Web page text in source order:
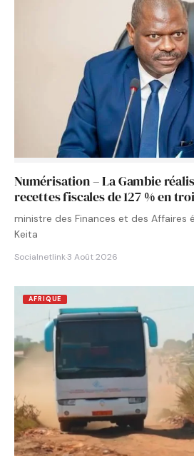
Numérisation – La Gambie
recettes fiscales de 127 % en
ministre des Finances et des Affaires
Keita
Socialnetlink·3 Août 2026
AFRIQUE